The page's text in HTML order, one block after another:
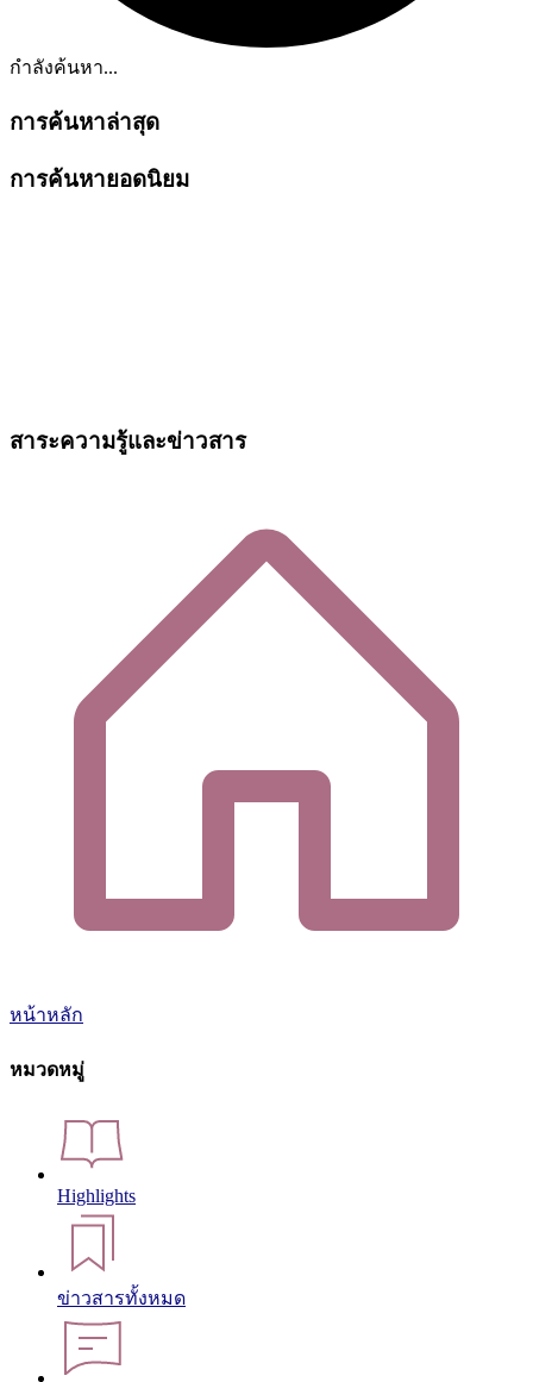
กำลังค้นหา...
การค้นหาล่าสุด
การค้นหายอดนิยม
สาระความรู้และข่าวสาร
หน้าหลัก
หมวดหมู่
Highlights
ข่าวสารทั้งหมด